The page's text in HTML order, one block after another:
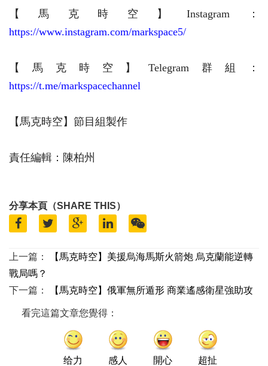
【馬克時空】 Instagram：
https://www.instagram.com/markspace5/
【馬克時空】Telegram群組：
https://t.me/markspacechannel
【馬克時空】節目組製作
責任編輯：陳柏州
分享本頁（SHARE THIS）
上一篇：
【馬克時空】美援烏海馬斯火箭炮 烏克蘭能逆轉
戰局嗎？
下一篇：
【馬克時空】俄軍無所遁形 商業遙感衛星強助攻
看完這篇文章您覺得：
给力 感人 開心 超扯